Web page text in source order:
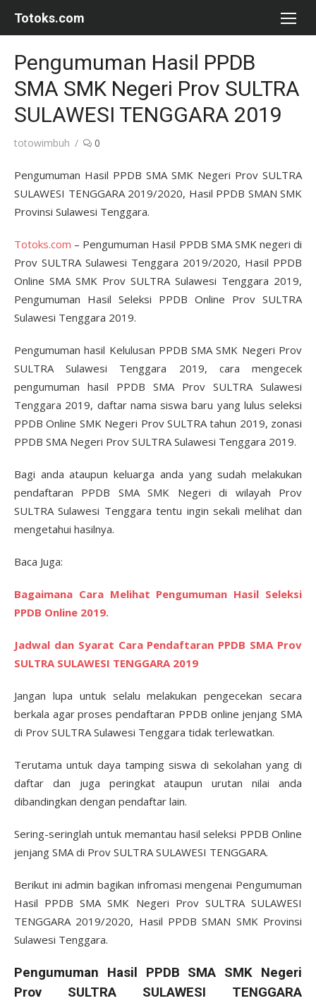
Totoks.com
Pengumuman Hasil PPDB
SMA SMK Negeri Prov SULTRA
SULAWESI TENGGARA 2019
Author
totowimbuh 0
Pengumuman Hasil PPDB SMA SMK Negeri Prov SULTRA
SULAWESI TENGGARA 2019/2020, Hasil PPDB SMAN SMK
Provinsi Sulawesi Tenggara.
Totoks.com – Pengumuman Hasil PPDB SMA SMK negeri di
Prov SULTRA Sulawesi Tenggara 2019/2020, Hasil PPDB
Online SMA SMK Prov SULTRA Sulawesi Tenggara 2019,
Pengumuman Hasil Seleksi PPDB Online Prov SULTRA
Sulawesi Tenggara 2019.
Pengumuman hasil Kelulusan PPDB SMA SMK Negeri Prov
SULTRA Sulawesi Tenggara 2019, cara mengecek
pengumuman hasil PPDB SMA Prov SULTRA Sulawesi
Tenggara 2019, daftar nama siswa baru yang lulus seleksi
PPDB Online SMK Negeri Prov SULTRA tahun 2019, zonasi
PPDB SMA Negeri Prov SULTRA Sulawesi Tenggara 2019.
Bagi anda ataupun keluarga anda yang sudah melakukan
pendaftaran PPDB SMA SMK Negeri di wilayah Prov
SULTRA Sulawesi Tenggara tentu ingin sekali melihat dan
mengetahui hasilnya.
Baca Juga:
Bagaimana Cara Melihat Pengumuman Hasil Seleksi
PPDB Online 2019.
Jadwal dan Syarat Cara Pendaftaran PPDB SMA Prov
SULTRA SULAWESI TENGGARA 2019
Jangan lupa untuk selalu melakukan pengecekan secara
berkala agar proses pendaftaran PPDB online jenjang SMA
di Prov SULTRA Sulawesi Tenggara tidak terlewatkan.
Terutama untuk daya tamping siswa di sekolahan yang di
daftar dan juga peringkat ataupun urutan nilai anda
dibandingkan dengan pendaftar lain.
Sering-seringlah untuk memantau hasil seleksi PPDB Online
jenjang SMA di Prov SULTRA SULAWESI TENGGARA.
Berikut ini admin bagikan infromasi mengenai Pengumuman
Hasil PPDB SMA SMK Negeri Prov SULTRA SULAWESI
TENGGARA 2019/2020, Hasil PPDB SMAN SMK Provinsi
Sulawesi Tenggara.
Pengumuman Hasil PPDB SMA SMK Negeri
Prov SULTRA SULAWESI TENGGARA